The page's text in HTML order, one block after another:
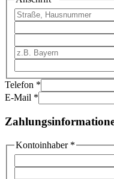
Telefon *
E-Mail *
Kontoinhaber *